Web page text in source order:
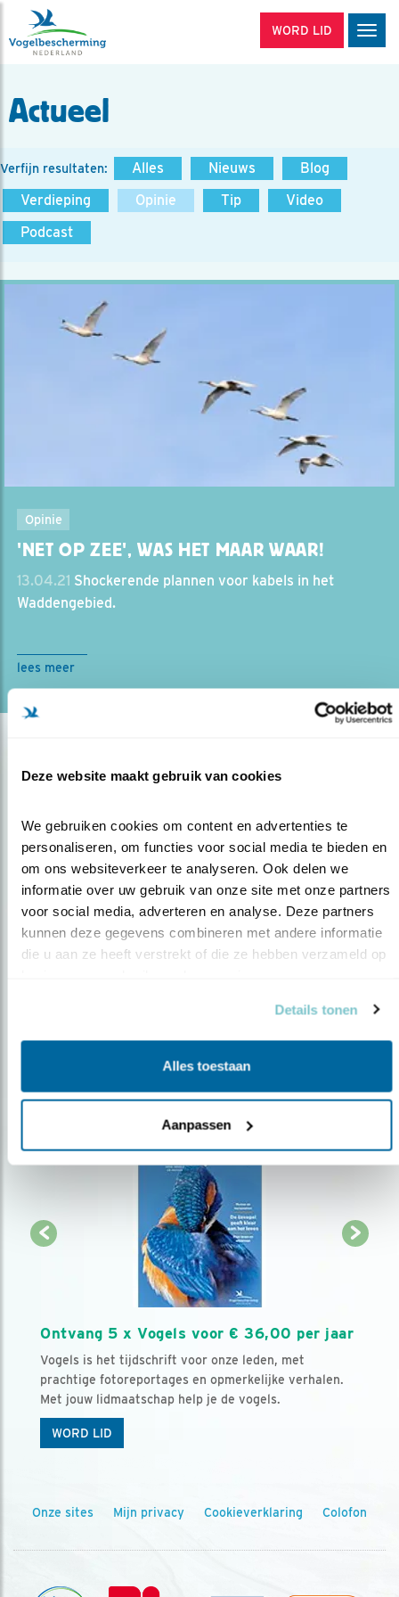
Deze website maakt gebruik van cookies
We gebruiken cookies om content en advertenties te
personaliseren, om functies voor social media te bieden en
om ons websiteverkeer te analyseren. Ook delen we
informatie over uw gebruik van onze site met onze partners
voor social media, adverteren en analyse. Deze partners
kunnen deze gegevens combineren met andere informatie
die u aan ze heeft verstrekt of die ze hebben verzameld op
Details tonen
Alles toestaan
Aanpassen
WORD LID
Actueel
Verfijn resultaten: Alles Nieuws
Blog
Verdieping
Opinie Tip
Video
Podcast
Opinie
'NET OP ZEE', WAS HET MAAR WAAR!
13.04.21 Shockerende plannen voor kabels in het
Waddengebied.
lees meer
Op de hoogte blijven?
Meld je aan en ontvang nieuws, inspiratie, acties en tips
over vogels en activiteiten van Vogelbescherming.
Ontvang 5 x Vogels voor € 36,00 per jaar
Vogels is het tijdschrift voor onze leden, met
prachtige fotoreportages en opmerkelijke verhalen.
Met jouw lidmaatschap help je de vogels.
WORD LID
Onze sites Mijn privacy Cookieverklaring Colofon